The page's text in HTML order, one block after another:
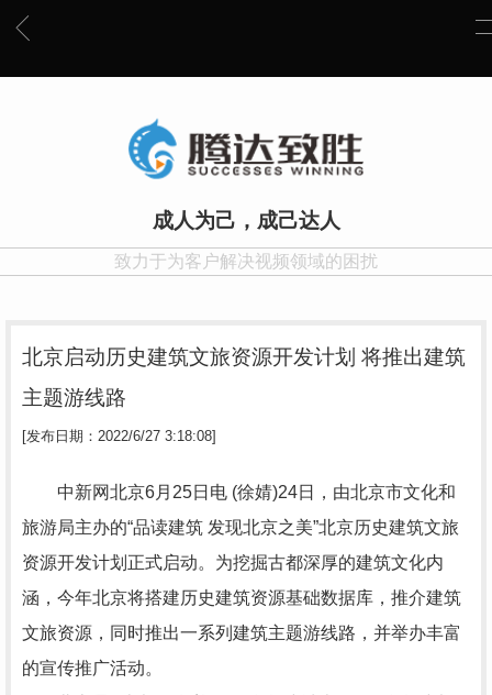
成人为己，成己达人
致力于为客户解决视频领域的困扰
北京启动历史建筑文旅资源开发计划 将推出建筑
主题游线路
[发布日期：2022/6/27 3:18:08]
中新网北京6月25日电 (徐婧)24日，由北京市文化和
旅游局主办的“品读建筑 发现北京之美”北京历史建筑文旅
资源开发计划正式启动。为挖掘古都深厚的建筑文化内
涵，今年北京将搭建历史建筑资源基础数据库，推介建筑
文旅资源，同时推出一系列建筑主题游线路，并举办丰富
的宣传推广活动。